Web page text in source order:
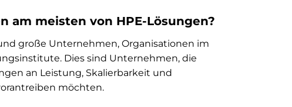
meisten von HPE-Lösungen?
große Unternehmen, Organisationen im
Dies sind Unternehmen, die
an Leistung, Skalierbarkeit und
möchten.